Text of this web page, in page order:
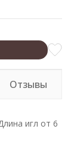
Отзывы
игл от 6